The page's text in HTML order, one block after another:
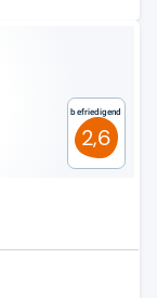
Befriedigend
2,6